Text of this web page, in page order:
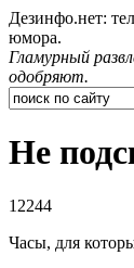
Дезинфо.нет:
юмора.
Гламурный
одобряют.
Не
12244
Часы, для